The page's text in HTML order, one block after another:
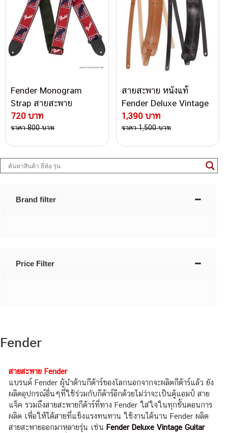
Fender Monogram
Strap สายสะพาย
720 บาท
ราคา 800 บาท
สายสะพาย หนังแท้
Fender Deluxe Vintage
Guitar Strap
1,390 บาท
ราคา 1,500 บาท
Brand filter
Price Filter
Fender
สายสะพาย Fender
แบรนด์ Fender ผู้นำด้านกีต้าร์ของโลกนอกจากจะผลิตกีต้าร์แล้ว ยัง
ผลิตอุปกรณ์อื่นๆที่ใช้ร่วมกับกีต้าร์อีกด้วยไม่ว่าจะเป็นตู้แอมป์ สาย
แจ็ค รวมถึงสายสะพายกีต้าร์ที่ทาง Fender ใส่ใจในทุกขั้นตอนการ
ผลิต เพื่อให้ได้สายที่แข็งแรงทนทาน ใช้งานได้นาน Fender ผลิต
สายสะพายออกมาหลายรุ่น เช่น Fender Deluxe Vintage Guitar